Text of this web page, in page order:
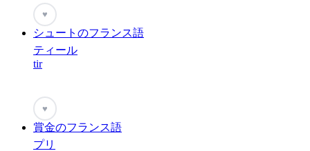
♥
シュートのフランス語
ティール
tir
♥
賞金のフランス語
プリ